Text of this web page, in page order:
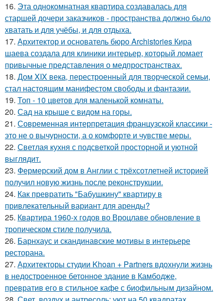
16. Эта однокомнатная квартира создавалась для
старшей дочери заказчиков - пространства должно было
хватать и для учёбы, и для отдыха.
17. Архитектор и основатель бюро Archistories Кира
шаева создала для клиники интерьер, который ломает
привычные представления о медпространствах.
18. Дом XIX века, перестроенный для творческой семьи,
стал настоящим манифестом свободы и фантазии.
19. Топ - 10 цветов для маленькой комнаты.
20. Сад на крыше с видом на горы.
21. Современная интерпретация французской классики -
это не о вычурности, а о комфорте и чувстве меры.
22. Светлая кухня с подсветкой просторной и уютной
выглядит.
23. Фермерский дом в Англии с трёхсотлетней историей
получил новую жизнь после реконструкции.
24. Как превратить "Бабушкину" квартиру в
привлекательный вариант для аренды?
25. Квартира 1960-х годов во Вроцлаве обновление в
тропическом стиле получила.
26. Барнхаус и скандинавские мотивы в интерьере
ресторана.
27. Архитекторы студии Khoan + Partners вдохнули жизнь
в недостроенное бетонное здание в Камбодже,
превратив его в стильное кафе с биофильным дизайном.